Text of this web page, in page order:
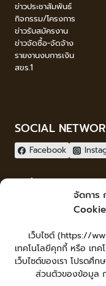
จัดการ
เว็บไซต์ (https://
เทคโนโลยีคุกกี้ หรือ เท
เว็บไซต์ของเรา โปรดศึ
ส่วนตัวของข้อมูล ก่
ข่าวประชาสัมพันธ์
กิจกรรม/โครงการ
ข่าวรับสมัครงาน
ข่าวจัดซื้อ-จัดจ้าง
รายงานงบการเงิน
สขร.1
SOCIAL
Facebook
17
Login
เข้าสู่ระบบ